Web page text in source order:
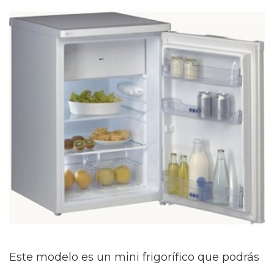
Este modelo es un mini frigorífico que podrás